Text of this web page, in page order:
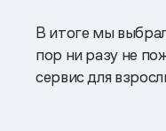
В итоге мы
пор ни разу не
сервис для